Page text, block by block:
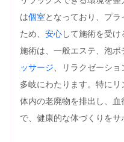
は個室となっており、プ
ため、 安心して施術を受け
施術は、一般エステ、泡ボ
ッサージ 、リラクゼーシ
多岐にわたります。特にリ
体内の老廃物を排出し、血
で、健康的な体づくりをサ